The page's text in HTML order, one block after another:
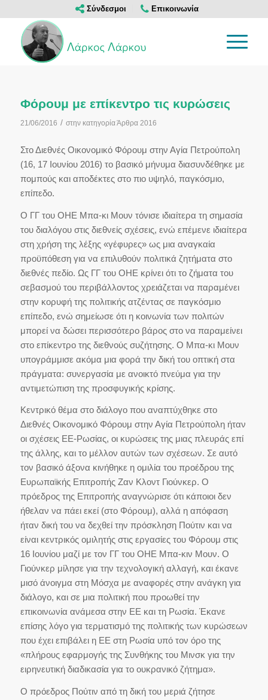
Σύνδεσμοι Επικοινωνία
Φόρουμ με επίκεντρο τις κυρώσεις
21/06/2016 / στην κατηγορίαΆρθρα 2016
Στο Διεθνές Οικονομικό Φόρουμ στην Αγία Πετρούπολη
(16, 17 Ιουνίου 2016) το βασικό μήνυμα διασυνδέθηκε με
πομπούς και αποδέκτες στο πιο υψηλό, παγκόσμιο,
επίπεδο.
Ο ΓΓ του ΟΗΕ Μπα-κι Μουν τόνισε ιδιαίτερα τη σημασία
του διαλόγου στις διεθνείς σχέσεις, ενώ επέμενε ιδιαίτερα
στη χρήση της λέξης «γέφυρες» ως μια αναγκαία
προϋπόθεση για να επιλυθούν πολιτικά ζητήματα στο
διεθνές πεδίο. Ως ΓΓ του ΟΗΕ κρίνει ότι το ζήματα του
σεβασμού του περιβάλλοντος χρειάζεται να παραμένει
στην κορυφή της πολιτικής ατζέντας σε παγκόσμιο
επίπεδο, ενώ σημείωσε ότι η κοινωνία των πολιτών
μπορεί να δώσει περισσότερο βάρος στο να παραμείνει
στο επίκεντρο της διεθνούς συζήτησης. Ο Μπα-κι Μουν
υπογράμμισε ακόμα μια φορά την δική του οπτική στα
πράγματα: συνεργασία με ανοικτό πνεύμα για την
αντιμετώπιση της προσφυγικής κρίσης.
Κεντρικό θέμα στο διάλογο που αναπτύχθηκε στο
Διεθνές Οικονομικό Φόρουμ στην Αγία Πετρούπολη ήταν
οι σχέσεις ΕΕ-Ρωσίας, οι κυρώσεις της μιας πλευράς επί
της άλλης, και το μέλλον αυτών των σχέσεων. Σε αυτό
τον βασικό άξονα κινήθηκε η ομιλία του προέδρου της
Ευρωπαϊκής Επιτροπής Ζαν Κλοντ Γιούνκερ. Ο
πρόεδρος της Επιτροπής αναγνώρισε ότι κάποιοι δεν
ήθελαν να πάει εκεί (στο Φόρουμ), αλλά η απόφαση
ήταν δική του να δεχθεί την πρόσκληση Πούτιν και να
είναι κεντρικός ομιλητής στις εργασίες του Φόρουμ στις
16 Ιουνίου μαζί με τον ΓΓ του ΟΗΕ Μπα-κιν Μουν. Ο
Γιούνκερ μίλησε για την τεχνολογική αλλαγή, και έκανε
μισό άνοιγμα στη Μόσχα με αναφορές στην ανάγκη για
διάλογο, και σε μια πολιτική που προωθεί την
επικοινωνία ανάμεσα στην ΕΕ και τη Ρωσία. Έκανε
επίσης λόγο για τερματισμό της πολιτικής των κυρώσεων
που έχει επιβάλει η ΕΕ στη Ρωσία υπό τον όρο της
«πλήρους εφαρμογής της Συνθήκης του Μινσκ για την
ειρηνευτική διαδικασία για το ουκρανικό ζήτημα».
Ο πρόεδρος Πούτιν από τη δική του μεριά ζήτησε